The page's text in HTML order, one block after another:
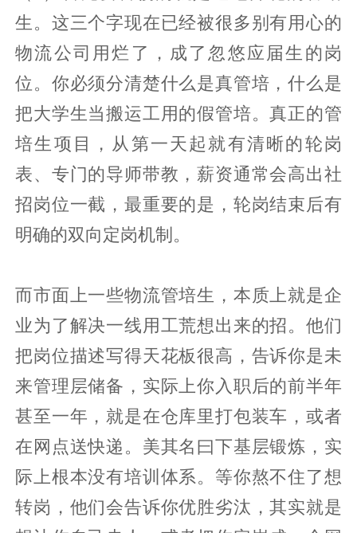
生。这三个字现在已经被很多别有用心的
物流公司用烂了，成了忽悠应届生的岗
位。你必须分清楚什么是真管培，什么是
把大学生当搬运工用的假管培。真正的管
培生项目，从第一天起就有清晰的轮岗
表、专门的导师带教，薪资通常会高出社
招岗位一截，最重要的是，轮岗结束后有
明确的双向定岗机制。
而市面上一些物流管培生，本质上就是企
业为了解决一线用工荒想出来的招。他们
把岗位描述写得天花板很高，告诉你是未
来管理层储备，实际上你入职后的前半年
甚至一年，就是在仓库里打包装车，或者
在网点送快递。美其名曰下基层锻炼，实
际上根本没有培训体系。等你熬不住了想
转岗，他们会告诉你优胜劣汰，其实就是